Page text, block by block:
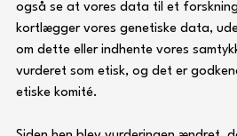
også se at vores data til et
kortlægger vores genetiske data,
om dette eller indhente vores
vurderet som etisk, og det er
etiske komité.